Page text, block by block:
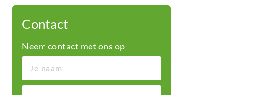
Contact
Neem contact met ons op